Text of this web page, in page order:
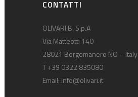
CONTATTI
OLIVARI B. S.p.A
Via Matteotti 140
28021 Borgomanero NO – Italy
T +39 0322 835080
Email: info@olivari.it